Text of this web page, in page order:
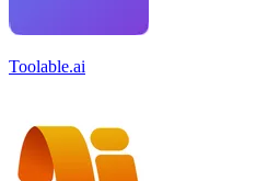
Toolable.ai